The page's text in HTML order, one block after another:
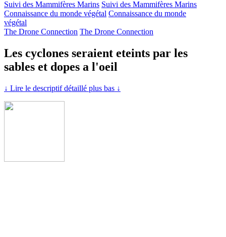
Suivi des Mammifères Marins Suivi des Mammifères Marins
Connaissance du monde végétal Connaissance du monde
végétal
The Drone Connection The Drone Connection
Les cyclones seraient eteints par les
sables et dopes a l'oeil
↓ Lire le descriptif détaillé plus bas ↓